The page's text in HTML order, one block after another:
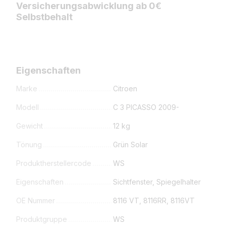
Versicherungsabwicklung ab 0€
Selbstbehalt
Eigenschaften
Marke Citroen
Modell C 3 PICASSO 2009-
Gewicht 12 kg
Tönung Grün Solar
Produktherstellercode WS
Eigenschaften Sichtfenster, Spiegelhalter
OE Nummer 8116 VT, 8116RR, 8116VT
Produktgruppe WS